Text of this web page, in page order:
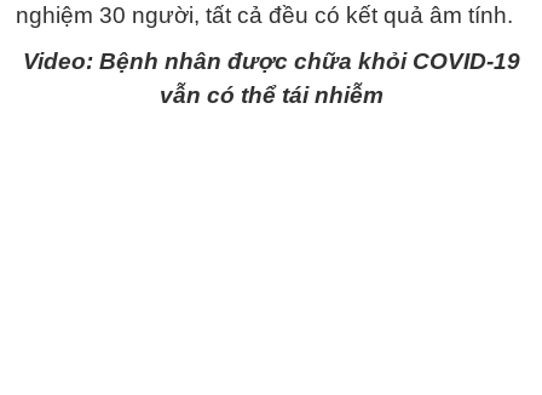
nghiệm 30 người, tất cả đều có kết quả âm tính.
Video: Bệnh nhân được chữa khỏi COVID-19
vẫn có thể tái nhiễm